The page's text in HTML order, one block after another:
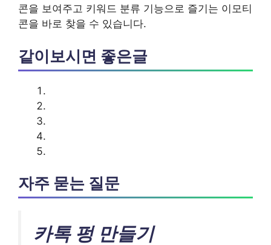
콘을 보여주고 키워드 분류 기능으로 즐기는 이모티
콘을 바로 찾을 수 있습니다.
같이보시면 좋은글
자주 묻는 질문
카톡 펑 만들기